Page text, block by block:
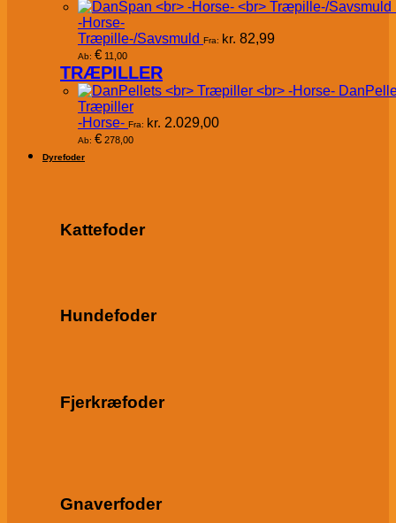
-Horse-
Træpille-/Savsmuld Fra: kr. 82,99
Ab: € 11,00
TRÆPILLER
Træpiller
-Horse- Fra: kr. 2.029,00
Ab: € 278,00
Dyrefoder
Kattefoder
Hundefoder
Fjerkræfoder
Gnaverfoder